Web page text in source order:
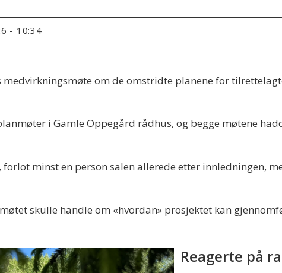
- 10:34
om de omstridte planene for
i Gamle Oppegård rådhus, og begge møtene
minst en person salen allerede etter innledningen,
skulle handle om «hvordan» prosjektet kan
Reagerte på